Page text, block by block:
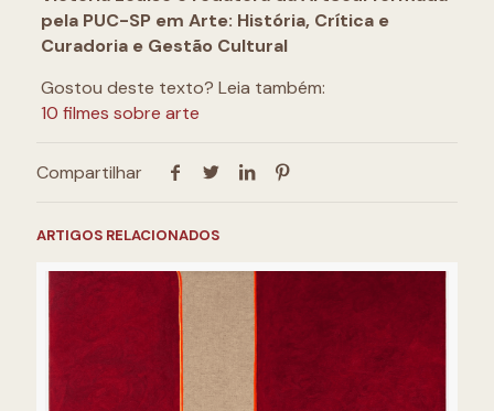
pela PUC-SP em Arte: História, Crítica e
Curadoria e Gestão Cultural
Gostou deste texto? Leia também:
10 filmes sobre arte
Compartilhar
ARTIGOS RELACIONADOS